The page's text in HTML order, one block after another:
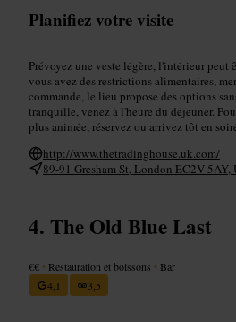
Planifiez votre visite
Prévoyez une veste légère, l'intérieur peut
vous avez des restrictions alimentaires,
commande, le lieu propose des options
tranquille, venez à l'heure du déjeuner.
plus animée, réservez ou arrivez tôt en
http://www.thetradinghouse.uk.com/
89-91 Gresham St, London EC2V 5AY,
The Old Blue Last
€€ • Restauration et boissons • Bar
4,1
3,5